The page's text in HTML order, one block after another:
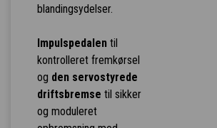
blandingsydelser.
Impulspedalentil
kontrolleret fremkørsel
og den servostyrede
driftsbremse til sikker
og moduleret